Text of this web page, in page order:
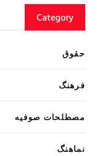
Category
حقوق
فرهنگ
مصطلحات صوفیه
نماهنگ